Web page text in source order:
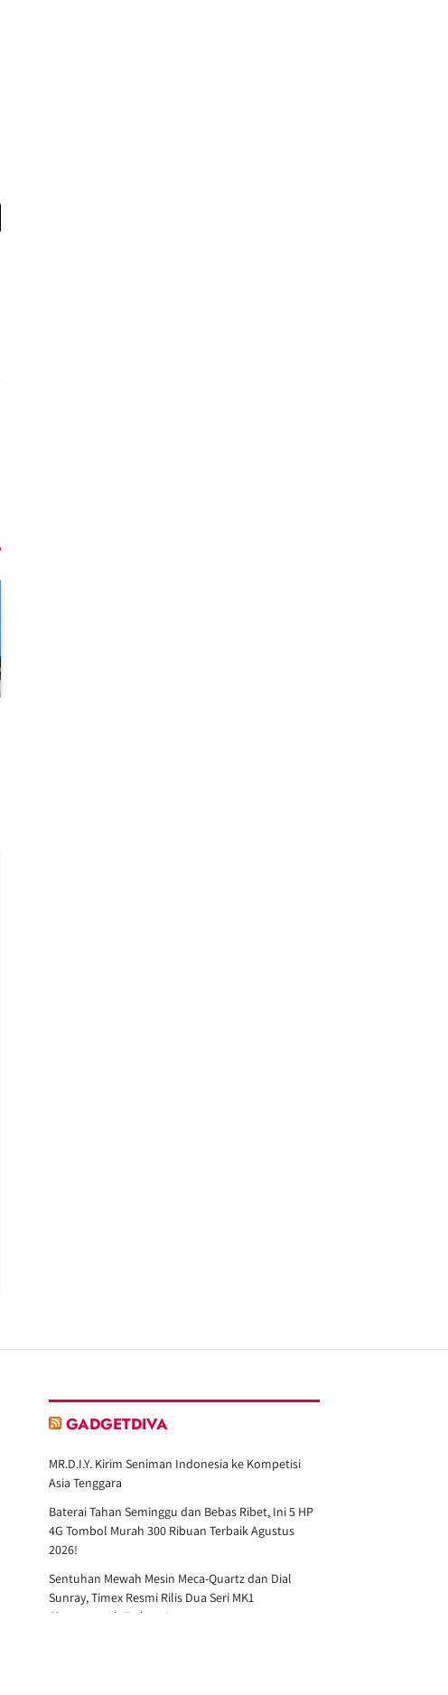
GADGETDIVA
MR.D.I.Y. Kirim Seniman Indonesia ke Kompetisi
Asia Tenggara
Baterai Tahan Seminggu dan Bebas Ribet, Ini 5 HP
4G Tombol Murah 300 Ribuan Terbaik Agustus
2026!
Sentuhan Mewah Mesin Meca-Quartz dan Dial
Sunray, Timex Resmi Rilis Dua Seri MK1
Chronograph Terbaru!